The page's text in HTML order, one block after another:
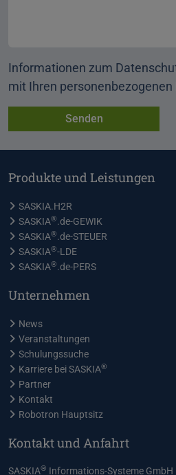
Informationen zum
mit Ihren personenbezogenen
Produkte und Leistungen
SASKIA.H2R
SASKIA®.de-GEWIK
SASKIA®.de-STEUER
SASKIA®-LDE
SASKIA®.de-PERS
Unternehmen
News
Veranstaltungen
Schulungssuche
Karriere bei SASKIA®
Partner
Kontakt
Robotron Hauptsitz
Kontakt und Anfahrt
SASKIA® Informations-Systeme GmbH